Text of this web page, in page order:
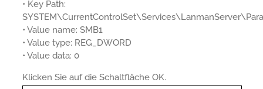
• Key Path:
• Value name: SMB1
• Value type: REG_DWORD
• Value data: 0
Klicken Sie auf die Schaltfläche OK.